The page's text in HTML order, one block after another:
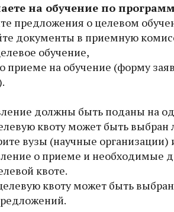
на обучение по
предложения о целевом
документы в приемную
обучение,
приеме на обучение (форму
должны быть поданы на
квоту может быть
вузы (научные организации)
о приеме и необходимые
квоте.
квоту может быть